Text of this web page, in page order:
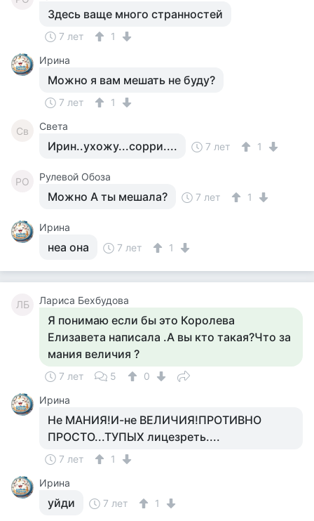
Здесь ваще много странностей
7 лет
1
Ирина
Можно я вам мешать не буду?
7 лет 1
Св Света
Ирин..ухожу...сорри.... 7 лет 1
РО Рулевой Обоза
Можно А ты мешала? 7 лет 1
Ирина
неа она 7 лет 1
ЛБ Лариса Бехбудова
Я понимаю если бы это Королева
Елизавета написала .А вы кто такая?Что за
мания величия ?
7 лет 5
0
Ирина
Не МАНИЯ!И-не ВЕЛИЧИЯ!ПРОТИВНО
ПРОСТО...ТУПЫХ лицезреть....
7 лет
1
Ирина
уйди 7 лет 1